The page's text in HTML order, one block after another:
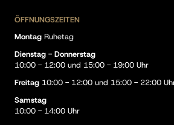
ÖFFNUNGSZEITEN
Montag Ruhetag
Dienstag - Donnerstag
10:00 - 12:00 und 15:00 - 19:00 Uhr
Freitag 10:00 - 12:00 und 15:00 - 22:00
Samstag
10:00 - 14:00 Uhr